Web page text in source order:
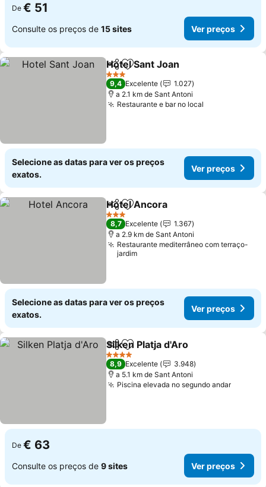
De € 51
Consulte os preços de 15 sites Ver preços
PartilharAdicionar aos favoritos
Hotel Sant Joan
3 Estrelas
9,4 Excelente
1.027
a 2.1 km de Sant Antoni
Restaurante e bar no local
Selecione as datas para ver os preços
exatos.
Ver preços
PartilharAdicionar aos favoritos
Hotel Ancora
3 Estrelas
8,7 Excelente
1.367
a 2.9 km de Sant Antoni
Restaurante mediterrâneo com terraço-
jardim
Selecione as datas para ver os preços
exatos.
Ver preços
PartilharAdicionar aos favoritos
Silken Platja d'Aro
4 Estrelas
8,9 Excelente
3.948
a 5.1 km de Sant Antoni
Piscina elevada no segundo andar
De € 63
Consulte os preços de 9 sites Ver preços